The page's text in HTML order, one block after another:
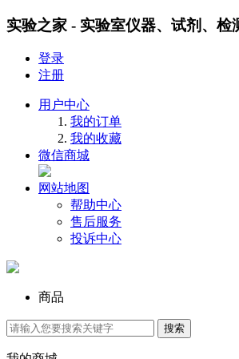
实验之家 - 实验室仪器、试剂、
登录
注册
用户中心
我的订单
我的收藏
微信商城
网站地图
帮助中心
售后服务
投诉中心
商品